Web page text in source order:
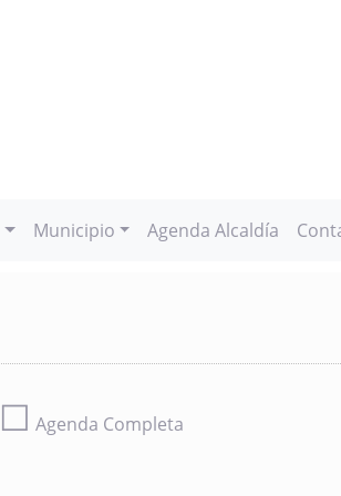
Municipio Agenda Alcaldía
☐ Agenda Completa